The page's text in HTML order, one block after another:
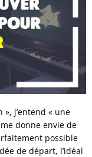
j’entend « une
donne envie de
possible
de départ, l’idéal